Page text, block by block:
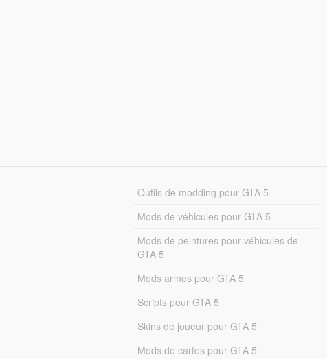
Outils de modding pour GTA 5
Mods de véhicules pour GTA 5
Mods de peintures pour véhicules de
GTA 5
Mods armes pour GTA 5
Scripts pour GTA 5
Skins de joueur pour GTA 5
Mods de cartes pour GTA 5